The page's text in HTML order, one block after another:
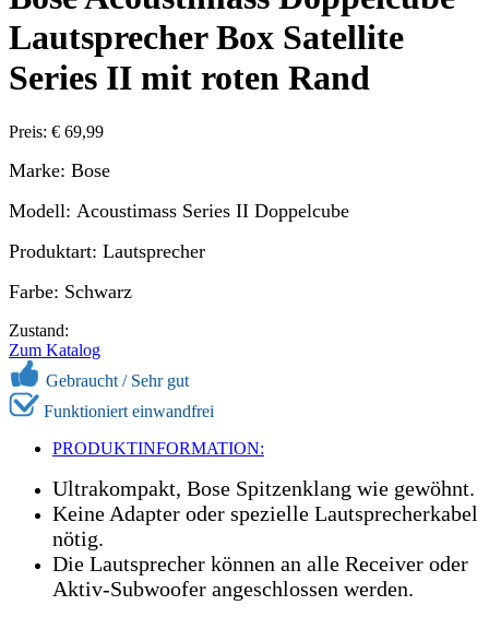
Lautsprecher Box Satellite
Series II mit roten Rand
Preis: € 69,99
Marke: Bose
Modell: Acoustimass Series II Doppelcube
Produktart: Lautsprecher
Farbe: Schwarz
Zustand:
Zum Katalog
Gebraucht / Sehr gut
Funktioniert einwandfrei
PRODUKTINFORMATION:
Ultrakompakt, Bose Spitzenklang wie gewöhnt.
Keine Adapter oder spezielle Lautsprecherkabel
nötig.
Die Lautsprecher können an alle Receiver oder
Aktiv-Subwoofer angeschlossen werden.